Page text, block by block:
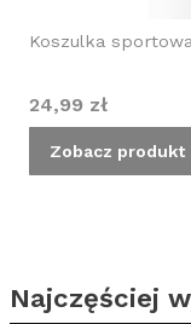
Koszulka
Cena
24,99 zł
Zobacz produkt
Najczęściej